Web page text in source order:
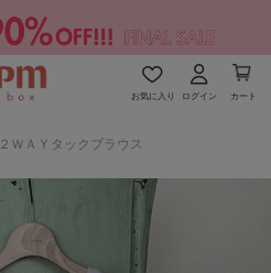
お気に入り ログイン カート
２ＷＡＹタックブラウス